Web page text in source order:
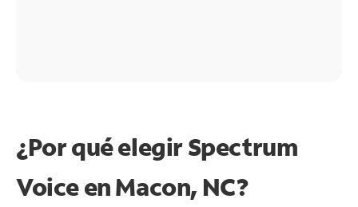
¿Por qué elegir Spectrum
Voice en Macon, NC?